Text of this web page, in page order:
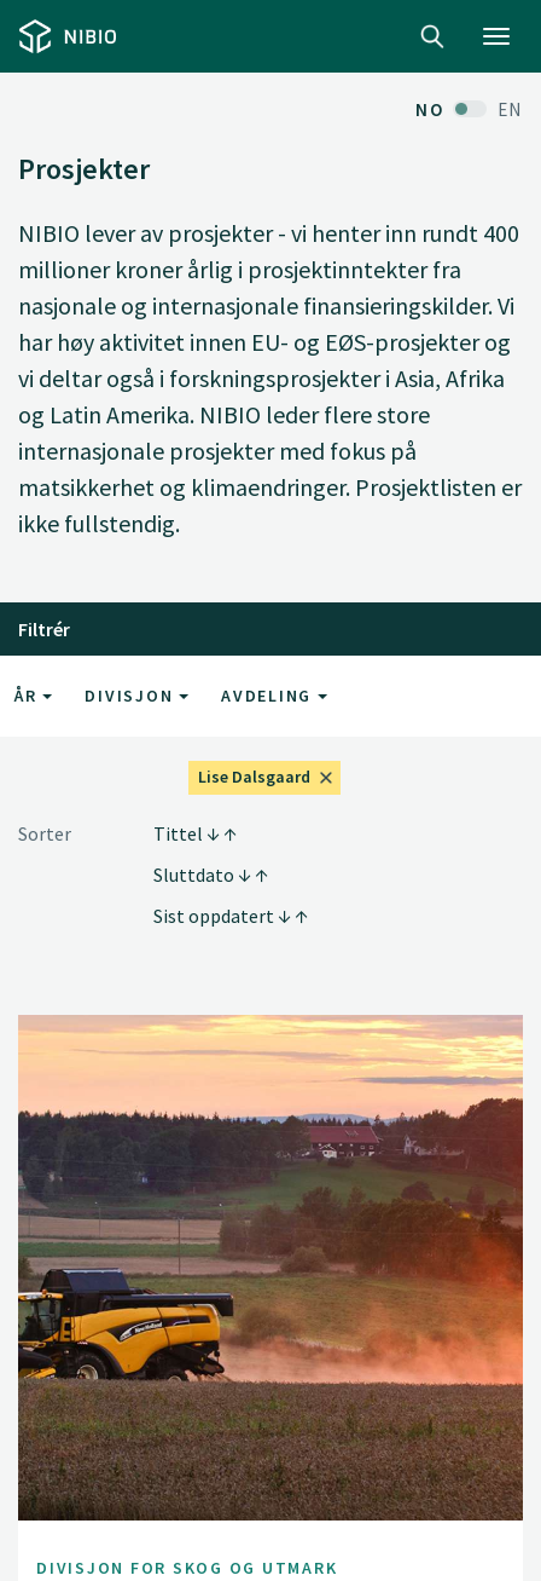
NO EN
Prosjekter
NIBIO lever av prosjekter - vi henter inn rundt 400
millioner kroner årlig i prosjektinntekter fra
nasjonale og internasjonale finansieringskilder. Vi
har høy aktivitet innen EU- og EØS-prosjekter og
vi deltar også i forskningsprosjekter i Asia, Afrika
og Latin Amerika. NIBIO leder flere store
internasjonale prosjekter med fokus på
matsikkerhet og klimaendringer. Prosjektlisten er
ikke fullstendig.
Filtrér
ÅR DIVISJON AVDELING
Lise Dalsgaard
Sorter
Tittel
Sluttdato
Sist oppdatert
DIVISJON FOR SKOG OG UTMARK